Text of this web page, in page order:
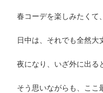
春コーデを楽しみたくて
日中は、それでも全然大
夜になり、いざ外に出る
そう思いながらも、ここ